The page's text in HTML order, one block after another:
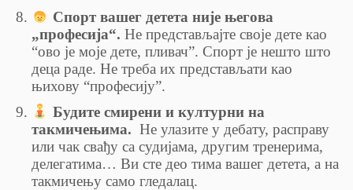
Спорт вашег детета није његова
„професија“. Не представљајте своје дете као
“ово је моје дете, пливач”. Спорт је нешто што
деца раде. Не треба их представљати као
њихову “професију”.
Будите смирени и културни на
такмичењима. Не улазите у дебату, расправу
или чак свађу са судијама, другим тренерима,
делегатима… Ви сте део тима вашег детета, а на
такмичењу само гледалац.